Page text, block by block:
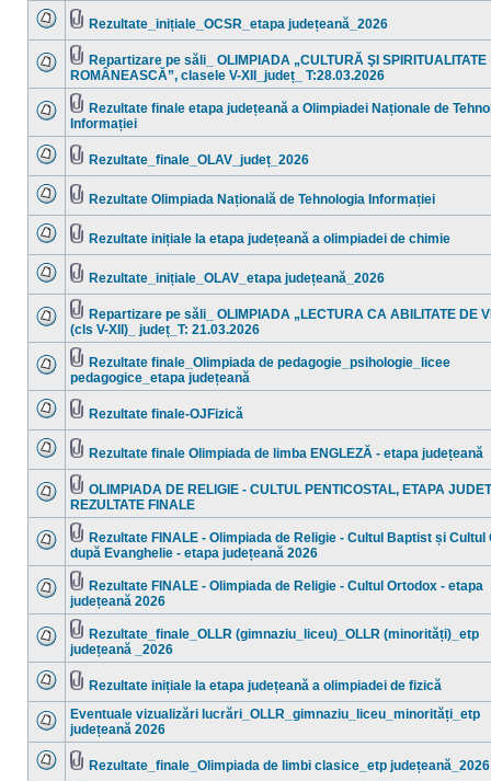
sunt
mesaje
necitite
sunt
mesaje
necitite
Rezultate_inițiale_OCSR_etapa județeană_2026
Nu
sunt
mesaje
necitite
Fişier(e)
ataşat(e)
Repartizare pe săli_ OLIMPIADA „CULTURĂ ŞI SPIRITUALITATE
ROMÂNEASCĂ”, clasele V-XII_județ_ T:28.03.2026
Nu
sunt
mesaje
necitite
Fişier(e)
ataşat(e)
Rezultate finale etapa județeană a Olimpiadei Naționale de
Informației
sunt
mesaje
necitite
Rezultate_finale_OLAV_județ_2026
sunt
mesaje
necitite
Rezultate Olimpiada Națională de Tehnologia Informației
sunt
mesaje
necitite
Rezultate inițiale la etapa județeană a olimpiadei de chimie
sunt
mesaje
necitite
Rezultate_inițiale_OLAV_etapa județeană_2026
Nu
sunt
mesaje
necitite
Fişier(e)
ataşat(e)
Repartizare pe săli_ OLIMPIADA „LECTURA CA ABILITATE DE
(cls V-XII)_ județ_T: 21.03.2026
sunt
mesaje
necitite
Fişier(e)
ataşat(e)
Rezultate finale_Olimpiada de pedagogie_psihologie_licee
pedagogice_etapa județeană
sunt
mesaje
necitite
Rezultate finale-OJFizică
sunt
mesaje
necitite
Rezultate finale Olimpiada de limba ENGLEZĂ - etapa județeană
Nu
sunt
mesaje
necitite
Fişier(e)
ataşat(e)
OLIMPIADA DE RELIGIE - CULTUL PENTICOSTAL, ETAPA
REZULTATE FINALE
Nu
sunt
mesaje
necitite
Fişier(e)
ataşat(e)
Rezultate FINALE - Olimpiada de Religie - Cultul Baptist și Cultul
după Evanghelie - etapa județeană 2026
Nu
sunt
mesaje
necitite
Fişier(e)
ataşat(e)
Rezultate FINALE - Olimpiada de Religie - Cultul Ortodox - etapa
județeană 2026
Nu
sunt
mesaje
necitite
Fişier(e)
ataşat(e)
Rezultate_finale_OLLR (gimnaziu_liceu)_OLLR (minorități)_etp
județeană _2026
sunt
mesaje
necitite
ataşat(e)
Rezultate inițiale la etapa județeană a olimpiadei de fizică
Nu
sunt
mesaje
necitite
Eventuale vizualizări lucrări_OLLR_gimnaziu_liceu_minorități_etp
județeană 2026
Rezultate_finale_Olimpiada de limbi clasice_etp județeană_2026